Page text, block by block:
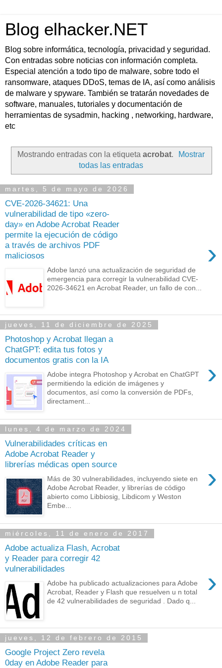
Blog elhacker.NET
Blog sobre informática, tecnología, privacidad y seguridad.
Con entradas sobre noticias con información completa.
Especial atención a todo tipo de malware, sobre todo el
ransomware, ataques DDoS, temas de IA, así como análisis
de malware y spyware. También se tratarán novedades de
software, manuales, tutoriales y documentación de
herramientas de sysadmin, hacking , networking, hardware,
etc
Mostrando entradas con la etiqueta acrobat.
Mostrar
todas las entradas
martes, 5 de mayo de 2026
CVE-2026-34621: Una
vulnerabilidad de tipo «zero-
day» en Adobe Acrobat Reader
permite la ejecución de código
a través de archivos PDF
maliciosos
›
Adobe lanzó una actualización de seguridad de
emergencia para corregir la vulnerabilidad CVE-
2026-34621 en Acrobat Reader, un fallo de con...
jueves, 11 de diciembre de 2025
Photoshop y Acrobat llegan a
ChatGPT: edita tus fotos y
documentos gratis con la IA
›
Adobe integra Photoshop y Acrobat en ChatGPT
permitiendo la edición de imágenes y
documentos, así como la conversión de PDFs,
directament...
lunes, 4 de marzo de 2024
Vulnerabilidades críticas en
Adobe Acrobat Reader y
librerías médicas open source
›
Más de 30 vulnerabilidades, incluyendo siete en
Adobe Acrobat Reader, y librerías de código
abierto como Libbiosig, Libdicom y Weston
Embe...
miércoles, 11 de enero de 2017
Adobe actualiza Flash, Acrobat
y Reader para corregir 42
vulnerabilidades
›
Adobe ha publicado actualizaciones para Adobe
Acrobat, Reader y Flash que resuelven u n total
de 42 vulnerabilidades de seguridad . Dado q...
jueves, 12 de febrero de 2015
Google Project Zero revela
0day en Adobe Reader para